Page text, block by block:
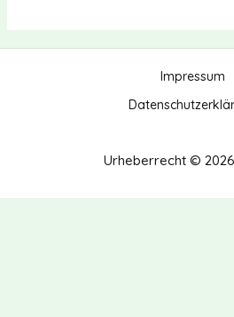
Impressum
Urheberrecht ©